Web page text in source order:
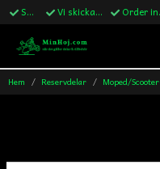
Snabba leveranser Vi skickar till Sverige,Danmark & Finland Order innan kl.13 skickas samma vardag
Hem Reservdelar Moped/Scooter